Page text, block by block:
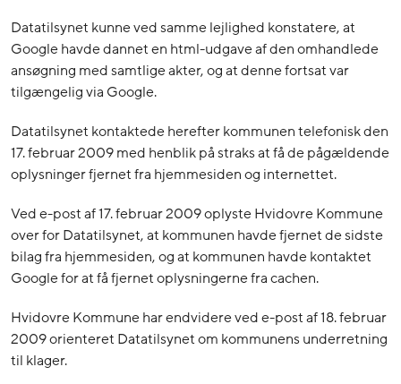
Datatilsynet kunne ved samme lejlighed konstatere, at
Google havde dannet en html-udgave af den omhandlede
ansøgning med samtlige akter, og at denne fortsat var
tilgængelig via Google.
Datatilsynet kontaktede herefter kommunen telefonisk den
17. februar 2009 med henblik på straks at få de pågældende
oplysninger fjernet fra hjemmesiden og internettet.
Ved e-post af 17. februar 2009 oplyste Hvidovre Kommune
over for Datatilsynet, at kommunen havde fjernet de sidste
bilag fra hjemmesiden, og at kommunen havde kontaktet
Google for at få fjernet oplysningerne fra cachen.
Hvidovre Kommune har endvidere ved e-post af 18. februar
2009 orienteret Datatilsynet om kommunens underretning
til klager.